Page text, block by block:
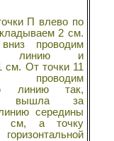
П влево по
2 см.
проводим
линию и
см. От точки 11
линию так,
вышла за
середины
см, а точку